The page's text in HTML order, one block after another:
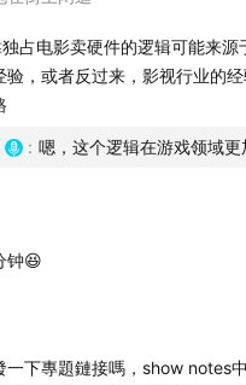
占电影卖硬件的逻辑可能来源
验，或者反过来，影视行业的
: 嗯，这个逻辑在游戏领域更
钟😆
一下專題鏈接嗎，show notes